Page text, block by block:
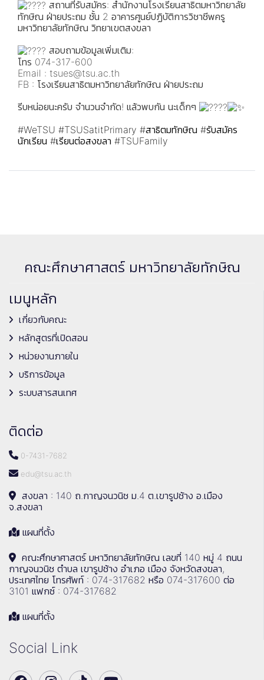
สถานที่รับสมัคร: สำนักงานโรงเรียนสาธิตมหาวิทยาลัย
ทักษิณ ฝ่ายประถม ชั้น 2 อาคารศูนย์ปฏิบัติการวิชาชีพครู
มหาวิทยาลัยทักษิณ วิทยาเขตสงขลา
สอบถามข้อมูลเพิ่มเติม:
โทร 074-317-600
Email : tsues@tsu.ac.th
FB : โรงเรียนสาธิตมหาวิทยาลัยทักษิณ ฝ่ายประถม
รีบหน่อยนะครับ จำนวนจำกัด! แล้วพบกัน นะเด็กๆ
#WeTSU #TSUSatitPrimary #สาธิตมทักษิณ #รับสมัคร
นักเรียน #เรียนต่อสงขลา #TSUFamily
คณะศึกษาศาสตร์ มหาวิทยาลัยทักษิณ
เมนูหลัก
เกี่ยวกับคณะ
หลักสูตรที่เปิดสอน
หน่วยงานภายใน
บริการข้อมูล
ระบบสารสนเทศ
ติดต่อ
0-7431-7682
edu@tsu.ac.th
สงขลา : 140 ถ.กาญจนวนิช ม.4 ต.เขารูปช้าง อ.เมือง
จ.สงขลา
แผนที่ตั้ง
คณะศึกษาศาสตร์ มหาวิทยาลัยทักษิณ เลขที่ 140 หมู่ 4 ถนน
กาญจนวนิช ตำบล เขารูปช้าง อำเภอ เมือง จังหวัดสงขลา,
ประเทศไทย โทรศัพท์ : 074-317682 หรือ 074-317600 ต่อ
3101 แฟกซ์ : 074-317682
แผนที่ตั้ง
Social Link